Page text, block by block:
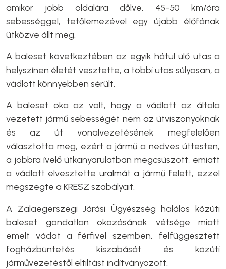
amikor jobb oldalára dőlve, 45-50 km/óra
sebességgel, tetőlemezével egy újabb élőfának
ütközve állt meg.
A baleset következtében az egyik hátul ülő utas a
helyszínen életét vesztette, a többi utas súlyosan, a
vádlott könnyebben sérült.
A baleset oka az volt, hogy a vádlott az általa
vezetett jármű sebességét nem az útviszonyoknak
és az út vonalvezetésének megfelelően
választotta meg, ezért a jármű a nedves úttesten,
a jobbra ívelő útkanyarulatban megcsúszott, emiatt
a vádlott elvesztette uralmát a jármű felett, ezzel
megszegte a KRESZ szabályait.
A Zalaegerszegi Járási Ügyészség halálos közúti
baleset gondatlan okozásának vétsége miatt
emelt vádat a férfivel szemben, felfüggesztett
fogházbüntetés kiszabását és közúti
járművezetéstől eltiltást indítványozott.